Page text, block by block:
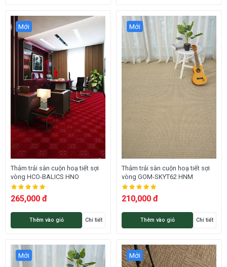
Mới
Thảm trải sàn cuộn hoạ tiết sợi
vòng HCO-BALICS HNO
265,000 đ
Thêm vào giỏ Chi tiết
Mới
Thảm trải sàn cuộn hoạ tiết sợi
vòng GOM-SKYT62 HNM
210,000 đ
Thêm vào giỏ Chi tiết
Mới Mới